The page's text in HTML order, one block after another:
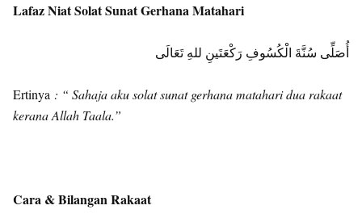
Lafaz Niat Solat Sunat Gerhana Matahari
أُصَلِّى سُنَّةَ الْكُسُوفِ رَكْعَتَينِ للهِ تَعَالَى
Ertinya : “ Sahaja aku solat sunat gerhana matahari dua rakaat
kerana Allah Taala.”
Cara & Bilangan Rakaat